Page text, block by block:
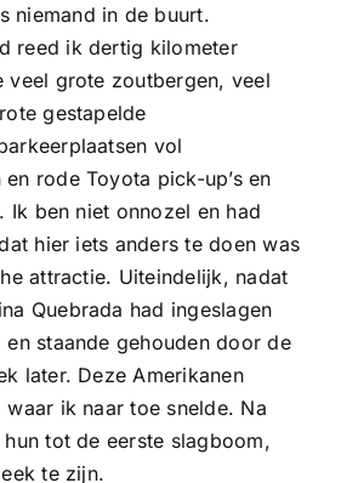
niemand in de buurt.
reed ik dertig kilometer
veel grote zoutbergen, veel
gestapelde
vol
rode Toyota pick-up’s en
Ik ben niet onnozel en had
hier iets anders te doen was
attractie. Uiteindelijk, nadat
Quebrada had ingeslagen
staande gehouden door de
later. Deze Amerikanen
ik naar toe snelde. Na
tot de eerste slagboom,
te zijn.